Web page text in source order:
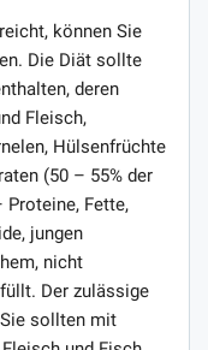
können Sie
Die Diät sollte
deren
Fleisch,
Hülsenfrüchte
(50 – 55% der
Proteine, Fette,
jungen
nicht
Der zulässige
sollten mit